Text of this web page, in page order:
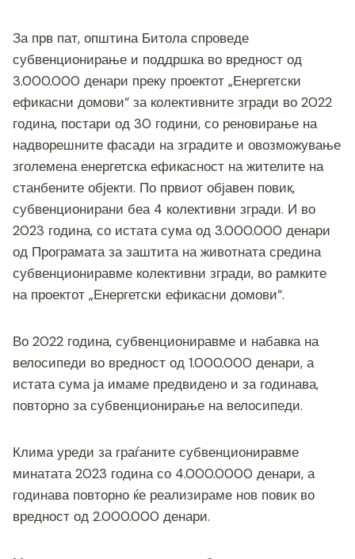
За прв пат, општина Битола спроведе
субвенционирање и поддршка во вредност од
3.000.000 денари преку проектот „Енергетски
ефикасни домови“ за колективните згради во 2022
година, постари од 30 години, со реновирање на
надворешните фасади на зградите и овозможување
зголемена енергетска ефикасност на жителите на
станбените објекти. По првиот објавен повик,
субвенционирани беа 4 колективни згради. И во
2023 година, со истата сума од 3.000.000 денари
од Програмата за заштита на животната средина
субвенциониравме колективни згради, во рамките
на проектот „Енергетски ефикасни домови“.
Во 2022 година, субвенциониравме и набавка на
велосипеди во вредност од 1.000.000 денари, а
истата сума ја имаме предвидено и за годинава,
повторно за субвенционирање на велосипеди.
Клима уреди за граѓаните субвенциониравме
минатата 2023 година со 4.000.0000 денари, а
годинава повторно ќе реализираме нов повик во
вредност од 2.000.000 денари.